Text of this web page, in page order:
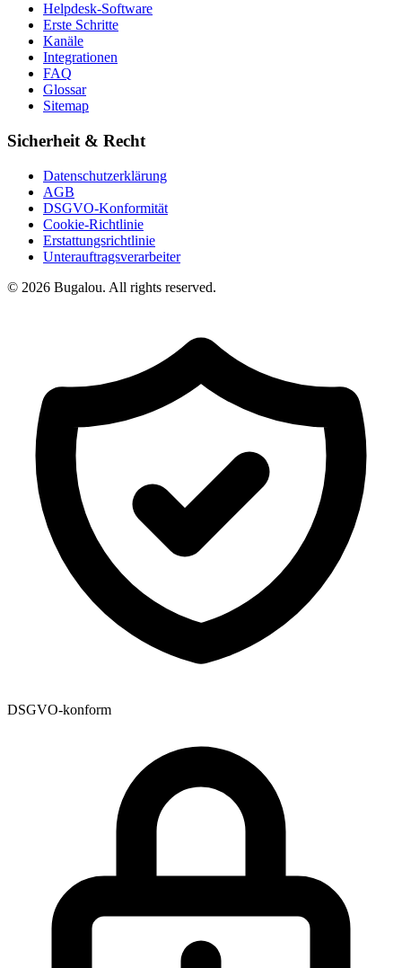
Helpdesk-Software
Erste Schritte
Kanäle
Integrationen
FAQ
Glossar
Sitemap
Sicherheit & Recht
Datenschutzerklärung
AGB
DSGVO-Konformität
Cookie-Richtlinie
Erstattungsrichtlinie
Unterauftragsverarbeiter
© 2026 Bugalou. All rights reserved.
DSGVO-konform